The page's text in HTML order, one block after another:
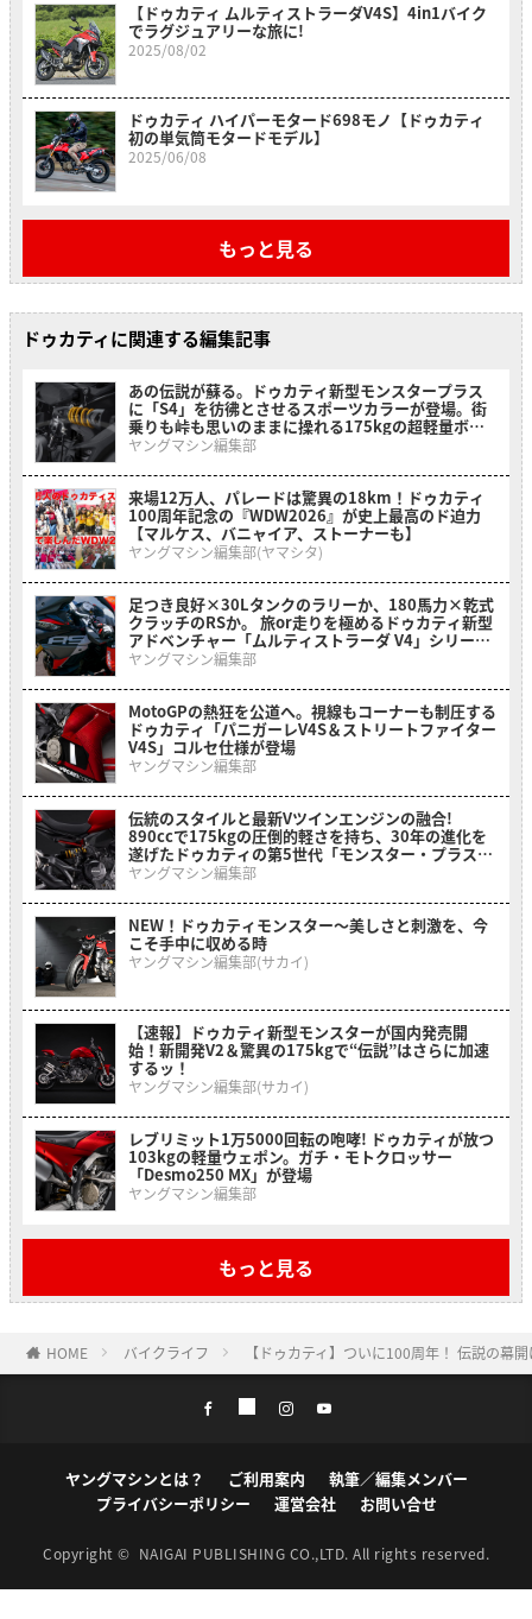
【ドゥカティ ムルティストラーダV4S】4in1バイク
でラグジュアリーな旅に!
2025/08/02
ドゥカティ ハイパーモタード698モノ【ドゥカティ
初の単気筒モタードモデル】
2025/06/08
もっと見る
ドゥカティに関連する編集記事
あの伝説が蘇る。ドゥカティ新型モンスタープラス
に「S4」を彷彿とさせるスポーツカラーが登場。街
乗りも峠も思いのままに操れる175kgの超軽量ボデ
ィ!
ヤングマシン編集部
来場12万人、パレードは驚異の18km！ドゥカティ
100周年記念の『WDW2026』が史上最高のド迫力
【マルケス、バニャイア、ストーナーも】
ヤングマシン編集部(ヤマシタ)
足つき良好×30Lタンクのラリーか、180馬力×乾式
クラッチのRSか。 旅or走りを極めるドゥカティ新型
アドベンチャー「ムルティストラーダ V4」シリーズ
2026年モデルがいよいよ日本上陸
ヤングマシン編集部
MotoGPの熱狂を公道へ。視線もコーナーも制圧する
ドゥカティ「パニガーレV4S＆ストリートファイター
V4S」コルセ仕様が登場
ヤングマシン編集部
伝統のスタイルと最新Vツインエンジンの融合!
890ccで175kgの圧倒的軽さを持ち、30年の進化を
遂げたドゥカティの第5世代「モンスター・プラス」
がいよいよ日本上陸
ヤングマシン編集部
NEW！ドゥカティモンスター〜美しさと刺激を、今
こそ手中に収める時
ヤングマシン編集部(サカイ)
【速報】ドゥカティ新型モンスターが国内発売開
始！新開発V2＆驚異の175kgで“伝説”はさらに加速
するッ！
ヤングマシン編集部(サカイ)
レブリミット1万5000回転の咆哮! ドゥカティが放つ
103kgの軽量ウェポン。ガチ・モトクロッサー
「Desmo250 MX」が登場
ヤングマシン編集部
もっと見る
HOME バイクライフ 【ドゥカティ】ついに100周年！ 伝説の幕
ヤングマシンとは？ ご利用案内
執筆／編集メンバー
プライバシーポリシー
運営会社 お問い合せ
Copyright © NAIGAI PUBLISHING CO.,LTD. All rights reserved.